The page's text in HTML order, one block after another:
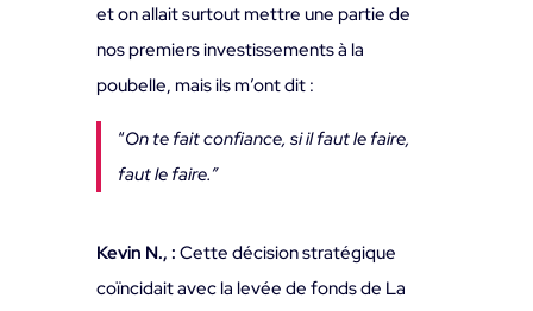
et on allait surtout mettre une partie de
nos premiers investissements à la
poubelle, mais ils m’ont dit :
“On te fait confiance, si il faut le faire,
faut le faire.”
Kevin N., : Cette décision stratégique
coïncidait avec la levée de fonds de La